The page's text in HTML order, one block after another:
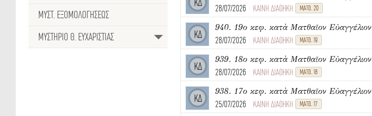
ΜΥΣΤ. ΕΞΟΜΟΛΟΓΗΣΕΩΣ
ΜΥΣΤΗΡΙΟ Θ. ΕΥΧΑΡΙΣΤΙΑΣ
ΚΔ
28/07/2026
ΚΑΙΝΗ ΔΙΑΘΗΚΗ ΜΑΤΘ. 20
ΚΔ
940. 19ο κεφ. κατὰ Ματθαῖον Εὐαγγέλιον
28/07/2026
ΚΑΙΝΗ ΔΙΑΘΗΚΗ ΜΑΤΘ. 19
ΚΔ
939. 18ο κεφ. κατὰ Ματθαῖον Εὐαγγέλιον
28/07/2026
ΚΑΙΝΗ ΔΙΑΘΗΚΗ ΜΑΤΘ. 18
ΚΔ
938. 17ο κεφ. κατὰ Ματθαῖον Εὐαγγέλιον
25/07/2026
ΚΑΙΝΗ ΔΙΑΘΗΚΗ ΜΑΤΘ. 17